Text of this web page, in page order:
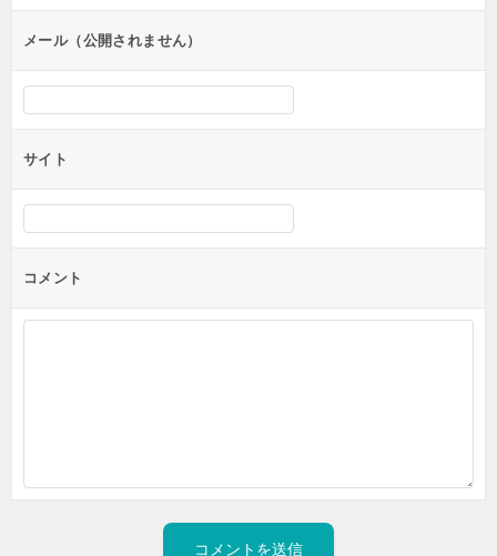
ンメール（公開されません）
サイト
コメント